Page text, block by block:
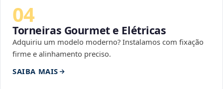
04
Torneiras Gourmet e Elétricas
Adquiriu um modelo moderno? Instalamos com fixação
firme e alinhamento preciso.
SAIBA MAIS